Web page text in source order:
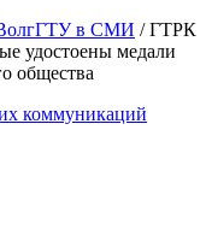
в СМИ / ГТРК
удостоены медали
общества
коммуникаций